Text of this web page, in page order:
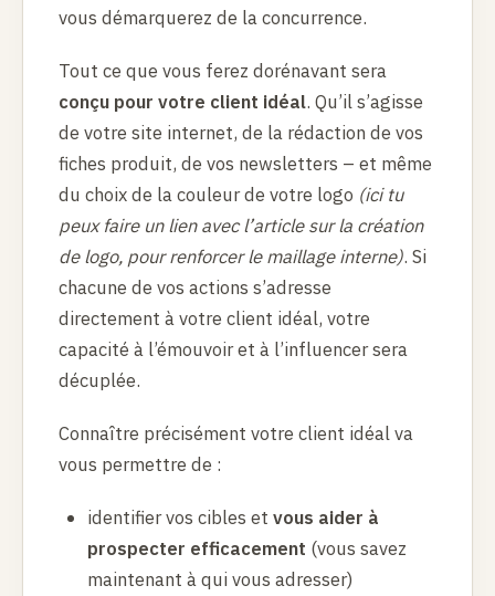
vous démarquerez de la concurrence.
Tout ce que vous ferez dorénavant sera
conçu pour votre client idéal. Qu’il s’agisse
de votre site internet, de la rédaction de vos
fiches produit, de vos newsletters – et même
du choix de la couleur de votre logo (ici tu
peux faire un lien avec l’article sur la création
de logo, pour renforcer le maillage interne). Si
chacune de vos actions s’adresse
directement à votre client idéal, votre
capacité à l’émouvoir et à l’influencer sera
décuplée.
Connaître précisément votre client idéal va
vous permettre de :
identifier vos cibles et vous aider à
prospecter efficacement (vous savez
maintenant à qui vous adresser)